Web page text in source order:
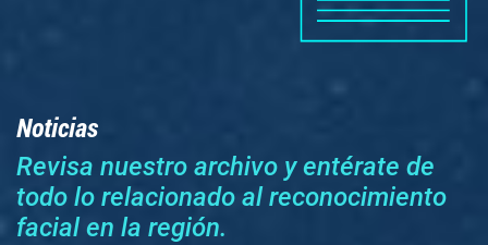
Noticias
Revisa nuestro archivo y entérate de
todo lo relacionado al reconocimiento
facial en la región.